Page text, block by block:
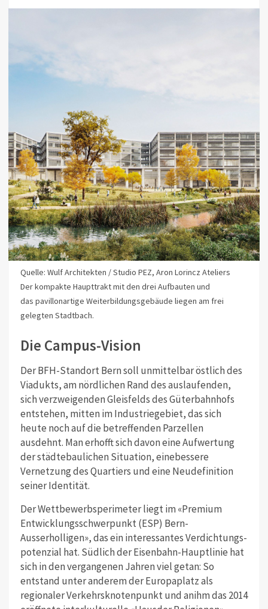
Quelle: Wulf Architekten / Studio PEZ, Aron Lorincz Ateliers
Der kompakte Haupttrakt mit den drei Aufbauten und
das pavillonartige Weiterbildungsgebäude liegen am frei
gelegten Stadtbach.
Die Campus-Vision
Der BFH-Standort Bern soll unmittelbar östlich des
Viadukts, am nördlichen Rand des auslaufenden,
sich verzweigenden Gleisfelds des Güterbahnhofs
entstehen, mitten im Industriegebiet, das sich
heute noch auf die betreffenden Parzellen
ausdehnt. Man erhofft sich davon eine Aufwertung
der städtebaulichen Situation, einebessere
Vernetzung des Quartiers und eine Neudefinition
seiner Identität.
Der Wettbewerbs­perimeter liegt im «Premium
Entwicklungsschwerpunkt (ESP) Bern-
Ausserholligen», das ein interessantes Verdichtungs­
potenzial hat. Südlich der Eisenbahn-Hauptlinie hat
sich in den vergangenen Jahren viel getan: So
entstand unter anderem der Europaplatz als
regionaler Verkehrsknotenpunkt und anihm das 2014